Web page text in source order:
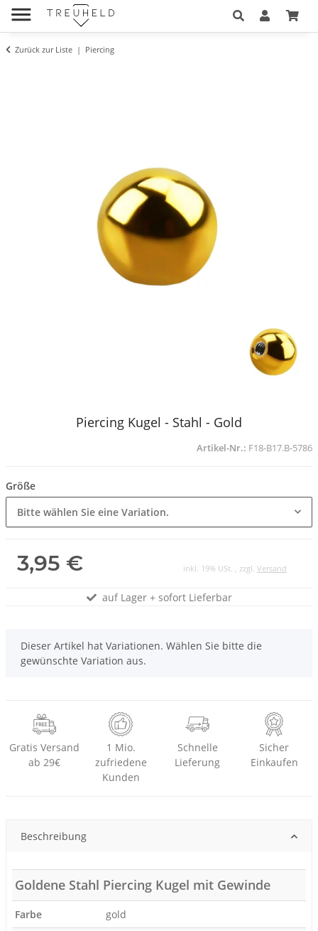
Zurück zur Liste Piercing
Piercing Kugel - Stahl - Gold
Artikel-Nr.: F18-B17.B-5786
Größe
Bitte wählen Sie eine Variation.
3,95 € inkl. 19% USt. , zzgl. Versand
auf Lager + sofort Lieferbar
x
Dieser Artikel hat Variationen. Wählen Sie bitte die
gewünschte Variation aus.
Gratis Versand
ab 29€
1 Mio.
zufriedene
Kunden
Schnelle
Lieferung
Sicher
Einkaufen
Beschreibung
Goldene Stahl Piercing Kugel mit Gewinde
Farbe
gold